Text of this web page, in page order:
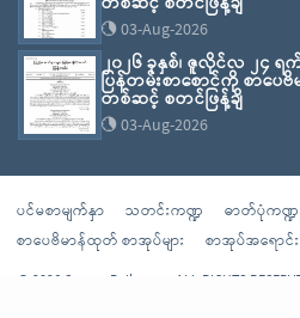
03-Aug-2026
၂၀၂၆ ခုနှစ်၊ ဇူလိုင်လ ၂၄
ပြန်တမ်းစာစောင်ကို စာပေ
တစ်ဆင့် စတင်ဖြန့်ချိ
03-Aug-2026
ပင်မစာမျက်နှာ သတင်းကဏ္ဍ ဓာတ်ပုံကဏ္ဍ
စာပေဗိမာန်ထုတ် စာအုပ်များ
စာအုပ်အရောင်
© 2026 Sarpay Beikman - ALL RIGHTS